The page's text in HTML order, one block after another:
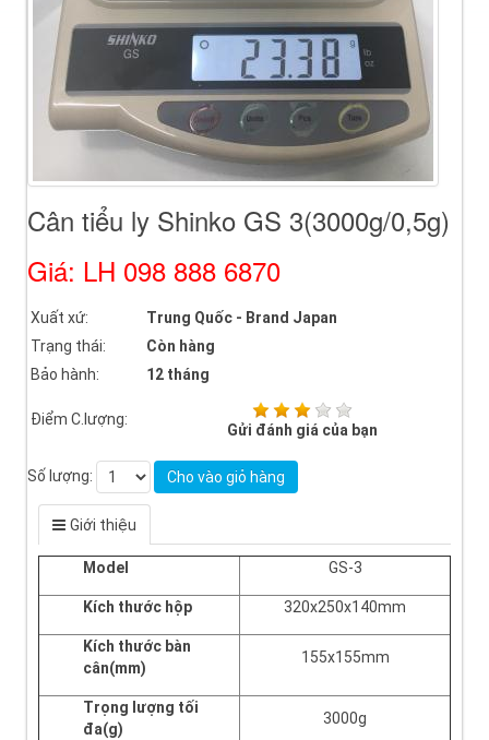
Cân tiểu ly Shinko GS 3(3000g/0,5g)
Giá: LH 098 888 6870
Xuất xứ:
Trung Quốc - Brand Japan
Trạng thái:
Còn hàng
Bảo hành:
12 tháng
Điểm C.lượng:
Gửi đánh giá của bạn
Số lượng: Cho vào giỏ hàng
Giới thiệu
Model GS-3
Kích thước hộp 320x250x140mm
Kích thước bàn
cân(mm)
155x155mm
Trọng lượng tối
đa(g)
3000g